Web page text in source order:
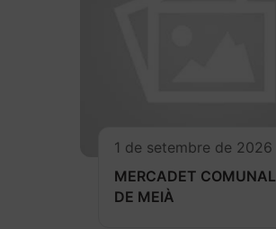
1 de setembre de 2026
MERCADET COMUNAL
DE MEIÀ